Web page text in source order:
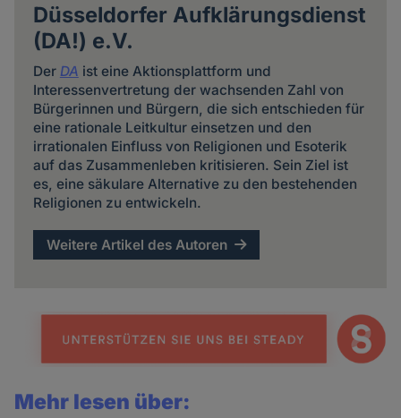
Düsseldorfer Aufklärungsdienst
(DA!) e.V.
Der DA ist eine Aktionsplattform und
Interessenvertretung der wachsenden Zahl von
Bürgerinnen und Bürgern, die sich entschieden für
eine rationale Leitkultur einsetzen und den
irrationalen Einfluss von Religionen und Esoterik
auf das Zusammenleben kritisieren. Sein Ziel ist
es, eine säkulare Alternative zu den bestehenden
Religionen zu entwickeln.
Weitere Artikel des Autoren
Mehr lesen über: